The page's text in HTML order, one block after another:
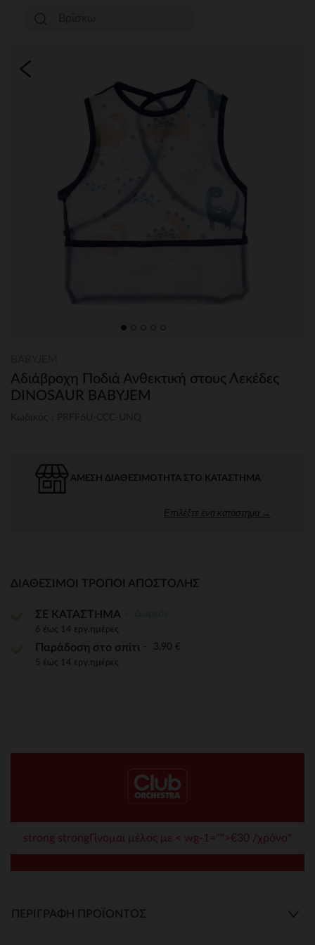
Αδιάβροχη Ποδιά Ανθεκτική στους Λεκέδες
DINOSAUR BABYJEM
ΆΜΕΣΗ ΔΙΑΘΕΣΙΜΌΤΗΤΑ ΣΤΟ ΚΑΤΆΣΤΗΜΑ
Επιλέξτε ένα κατάστημα →
ΔΙΑΘΈΣΙΜΟΙ ΤΡΌΠΟΙ ΑΠΟΣΤΟΛΉΣ
ΣΕ ΚΑΤΑΣΤΗΜΑ
6 έως 14 εργ.ημέρες
Παράδοση στο σπίτι 3,90 €
5 έως 14 εργ.ημέρες
strong strongΓίνομαι μέλος με < wg-1="">€30 /χρόνο*
ΠΕΡΙΓΡΑΦΉ ΠΡΟΪΌΝΤΟΣ